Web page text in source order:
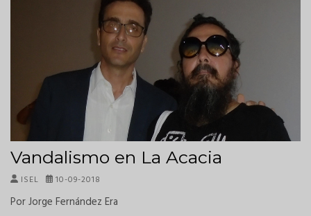
Vandalismo en La Acacia
ISEL 10-09-2018
Por Jorge Fernández Era